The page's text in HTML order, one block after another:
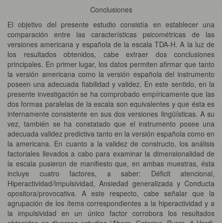
Conclusiones
El objetivo del presente estudio consistía en establecer una
comparación entre las características psicométricas de las
versiones americana y española de la escala TDA-H. A la luz de
los resultados obtenidos, cabe extraer dos conclusiones
principales. En primer lugar, los datos permiten afirmar que tanto
la versión americana como la versión española del instrumento
poseen una adecuada fiabilidad y validez. En este sentido, en la
presente investigación se ha comprobado empíricamente que las
dos formas paralelas de la escala son equivalentes y que ésta es
internamente consistente en sus dos versiones lingüísticas. A su
vez, también se ha constatado que el instrumento posee una
adecuada validez predictiva tanto en la versión española como en
la americana. En cuanto a la validez de constructo, los análisis
factoriales llevados a cabo para examinar la dimensionalidad de
la escala pusieron de manifiesto que, en ambas muestras, ésta
incluye cuatro factores, a saber: Déficit atencional,
Hiperactividad/Impulsividad, Ansiedad generalizada y Conducta
opositora/provocativa. A este respecto, cabe señalar que la
agrupación de los ítems correspondientes a la hiperactividad y a
la impulsividad en un único factor corrobora los resultados